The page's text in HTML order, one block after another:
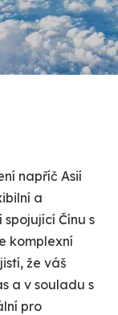
napříč Asií
a
Čínu s
komplexní
že váš
a v souladu s
pro